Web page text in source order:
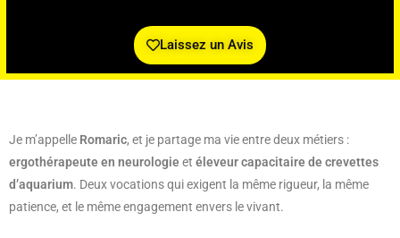
Laissez un Avis
Je m’appelle Romaric, et je partage ma vie entre deux métiers :
ergothérapeute en neurologie et éleveur capacitaire de crevettes
d’aquarium. Deux vocations qui exigent la même rigueur, la même
patience, et le même engagement envers le vivant.